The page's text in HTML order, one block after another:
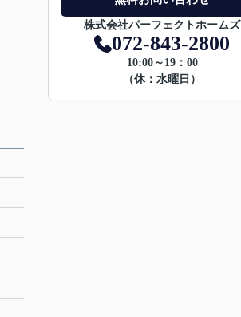
株式会社パーフェクトホームズ
072-843-2800
10:00～19：00
（休：水曜日）